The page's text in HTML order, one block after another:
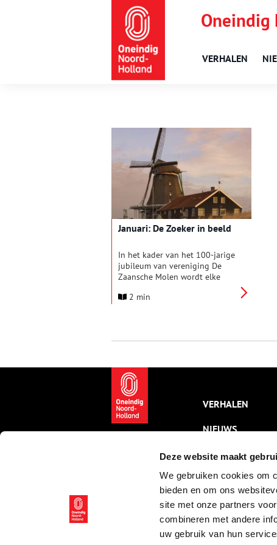
Deze website maakt
We gebruiken cookies om
bieden en om ons
site met onze partners
combineren met andere
uw gebruik van hun
Oneindig
VERHALEN
Januari: De Zoeker in beeld
In het kader van het 100-jarige
jubileum van vereniging De
Zaansche Molen wordt elke
uitgelicht. Oliemolen De Zoeker
prachtige molen. Verder zijn er
inschrijving.
2 min
VERHALEN
NIEUWS
KALENDER
THEMA’S
ACTIVITEITEN
VIDEO’S